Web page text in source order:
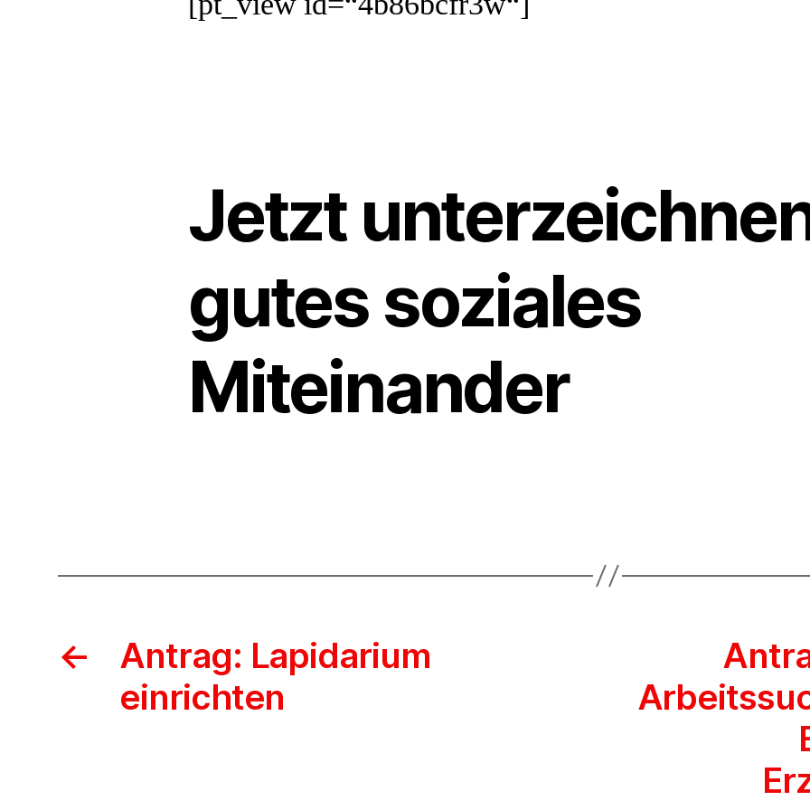
Jetzt
gutes soziales
Miteinander
←
Antrag: Lapidarium
einrichten